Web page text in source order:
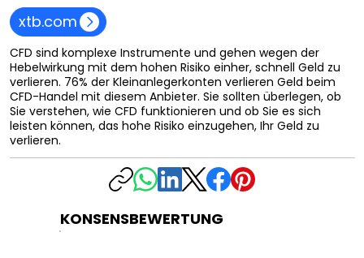
xtb.com
CFD sind komplexe Instrumente und gehen wegen der
Hebelwirkung mit dem hohen Risiko einher, schnell Geld zu
verlieren. 76% der Kleinanlegerkonten verlieren Geld beim
CFD-Handel mit diesem Anbieter. Sie sollten überlegen, ob
Sie verstehen, wie CFD funktionieren und ob Sie es sich
leisten können, das hohe Risiko einzugehen, Ihr Geld zu
verlieren.
KONSENSBEWERTUNG